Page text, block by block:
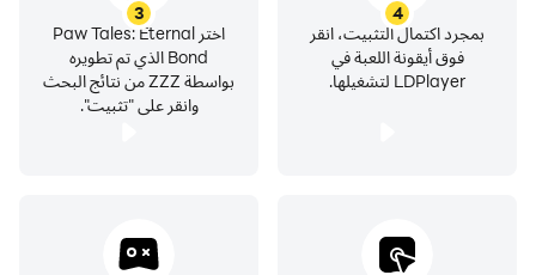
3
اختر Paw Tales: Eternal
Bond الذي تم تطويره
بواسطة ZZZ من نتائج البحث
وانقر على "تثبيت".
4
بمجرد اكتمال التثبيت، انقر
فوق أيقونة اللعبة في
LDPlayer لتشغيلها.